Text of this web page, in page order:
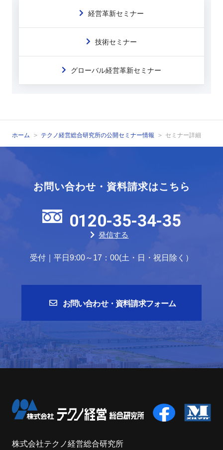
経営革新セミナー
技術セミナー
グローバル経営革新セミナー
ホーム テクノ経営総合研究所の公開セミナー情報 セミナー詳細
お問い合わせ・資料請求はこちら
0120-35-34-35
発信する
受付｜平日9:00～17：00(土・日・祝日除く）
お問い合わせ・資料請求フォーム
株式会社テクノ経営総合研究所